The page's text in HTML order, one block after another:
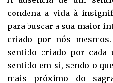
condena a vida à
para buscar a sua maior
criado por nós mesmos.
sentido criado por cada
sentido em si, sendo o
mais próximo do